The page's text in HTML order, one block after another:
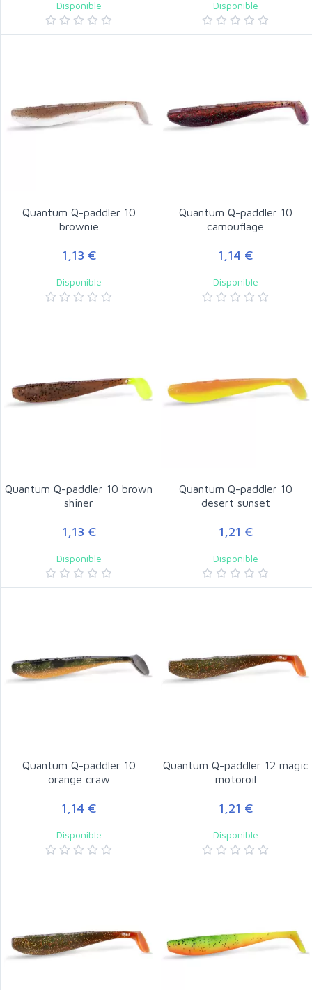
Disponible Disponible
Quantum Q-paddler 10
brownie
1,13 €
Disponible
Quantum Q-paddler 10
camouflage
1,14 €
Disponible
Quantum Q-paddler 10 brown
shiner
1,13 €
Disponible
Quantum Q-paddler 10
desert sunset
1,21 €
Disponible
Quantum Q-paddler 10
orange craw
1,14 €
Disponible
Quantum Q-paddler 12 magic
motoroil
1,21 €
Disponible